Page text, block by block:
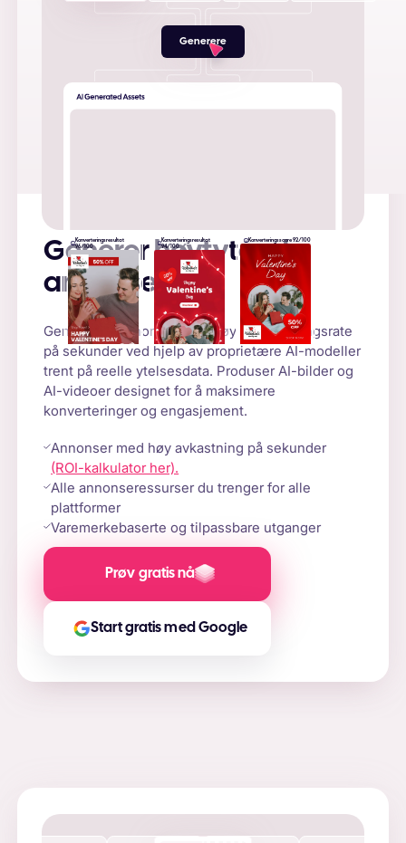
Generer høytytende
annonser
Generer AI-annonser med høy konverteringsrate
på sekunder ved hjelp av proprietære AI-modeller
trent på reelle ytelsesdata. Produser AI-bilder og
AI-videoer designet for å maksimere
konverteringer og engasjement.
Annonser med høy avkastning på sekunder
(ROI-kalkulator her).
Alle annonseressurser du trenger for alle
plattformer
Varemerkebaserte og tilpassbare utganger
Prøv gratis nå
Start gratis med Google
Generere
Konverteringsresultat
96/100
Konverteringsresultat
94/100
Konverteringsscore 92/100